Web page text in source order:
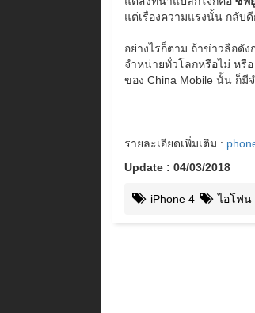
แต่เรื่องความแรงนั้น กลับ
อย่างไรก็ตาม ถ้าข่าวลือดั
จำหน่ายทั่วโลกหรือไม่ หรื
ของ China Mobile นั้น ก็
รายละเอียดเพิ่มเติม :
Update : 04/03/2018
iPhone 4 ไอโฟน